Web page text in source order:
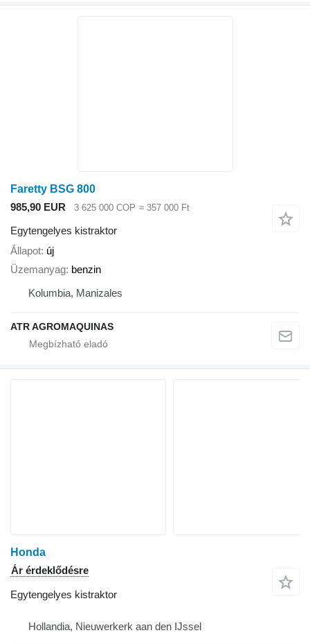
Faretty BSG 800
985,90 EUR
3 625 000 COP ≈ 357 000 Ft
Egytengelyes kistraktor
Állapot új
Üzemanyag benzin
Kolumbia, Manizales
ATR AGROMAQUINAS
Honda
Ár érdeklődésre
Egytengelyes kistraktor
Hollandia, Nieuwerkerk aan den IJssel